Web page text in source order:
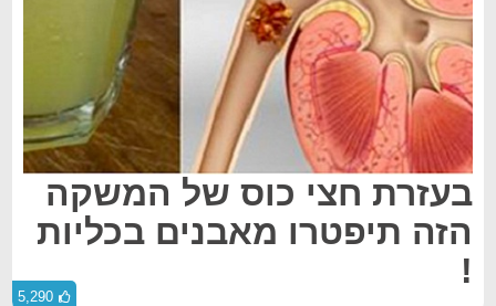
בעזרת חצי כוס של המשקה
הזה תיפטרו מאבנים בכליות
!
5,290